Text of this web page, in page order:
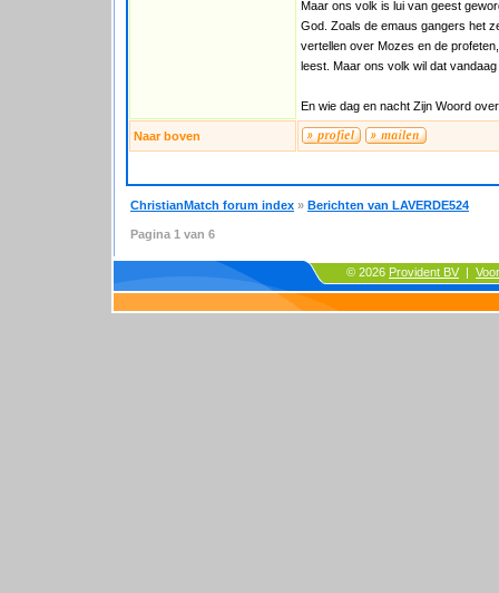
Maar ons volk is lui van geest
God. Zoals de emaus gangers het
vertellen over Mozes en de
leest. Maar ons volk wil dat
En wie dag en nacht Zijn Woord
Naar boven
ChristianMatch forum index » Berichten van LAVERDE524
Pagina 1 van 6
© 2026 Provident BV |